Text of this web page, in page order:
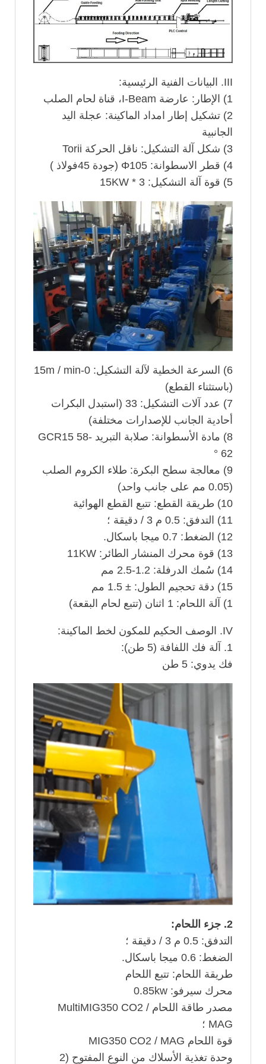
III. البيانات الفنية الرئيسية:
1) الإطار: عارضة I-Beam، قناة لحام الصلب
2) تشكيل إطار امداد الماكينة: عجلة اليد
الجانبية
3) شكل آلة التشكيل: ناقل الحركة Torii
4) قطر الاسطوانة: Φ105 (جودة 45فولاذ )
5) قوة آلة التشكيل: 3 * 15KW
6) السرعة الخطية لآلة التشكيل: 0-15m / min
(باستثناء القطع)
7) عدد آلات التشكيل: 33 (استبدل البكرات
أحادية الجانب للإصدارات مختلفة)
8) مادة الأسطوانة: صلابة التبريد GCR15 58-
62 °
9) معالجة سطح البكرة: طلاء الكروم الصلب
(0.05 مم على جانب واحد)
10) طريقة القطع: تتبع القطع الهوائية
11) التدفق: 0.5 م 3 / دقيقة ؛
12) الضغط: 0.7 ميجا باسكال.
13) قوة محرك المنشار الطائر: 11KW
14) سُمك الدرفلة: 1.2-2.5 مم
15) دقة تحجيم الطول: ± 1.5 مم
1) آلة اللحام: 1 اثنان (تتبع لحام البقعة)
IV. الوصف الحكيم للمكون لخط الماكينة:
1. آلة فك اللفافة (5 طن):
فك يدوي: 5 طن
2. جزء اللحام:
التدفق: 0.5 م 3 / دقيقة ؛
الضغط: 0.6 ميجا باسكال.
طريقة اللحام: تتبع اللحام
محرك سيرفو: 0.85kw
مصدر طاقة اللحام MultiMIG350 CO2 /
MAG ؛
قوة اللحام MIG350 CO2 / MAG
وحدة تغذية الأسلاك من النوع المفتوح (2